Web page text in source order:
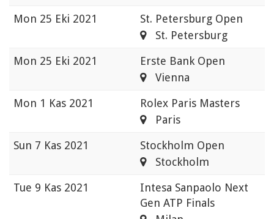
Mon 25 Eki 2021
St. Petersburg Open
St. Petersburg
Mon 25 Eki 2021
Erste Bank Open
Vienna
Mon 1 Kas 2021
Rolex Paris Masters
Paris
Sun 7 Kas 2021
Stockholm Open
Stockholm
Tue 9 Kas 2021
Intesa Sanpaolo Next
Gen ATP Finals